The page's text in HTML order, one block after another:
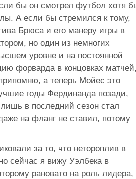
бы он смотрел футбол хотя
А если бы стремился к тому,
Брюса и его манеру игры в
но один из немногих
уровне и на постоянной
форварда в концовках матчей,
а теперь Мойес это
годы Фердинанда позади,
в последний сезон стал
на фланг не ставил, потому
за то, что нетороплив в
сейчас я вижу Уэлбека в
рановато на роль лидера,